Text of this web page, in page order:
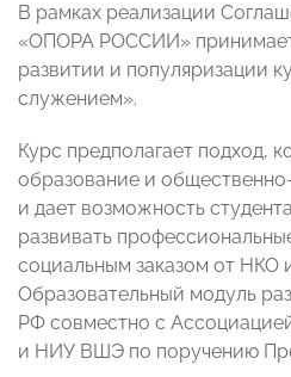
В рамках реализации
«ОПОРА РОССИИ» принимает
развитии и популяризации
служением».
Курс предполагает подход,
образование и
и дает возможность
развивать
социальным заказом от НКО
Образовательный модуль
РФ совместно с
и НИУ ВШЭ по поручению